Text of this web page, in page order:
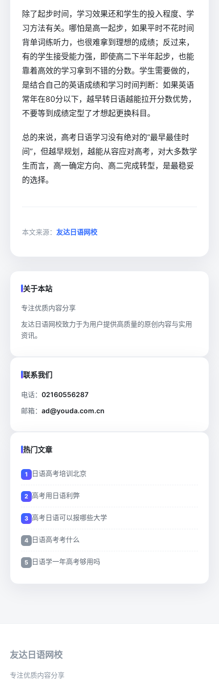
除了起步时间，学习效果还和学生的投入程度、学
习方法有关。哪怕是高一起步，如果平时不花时间
背单词练听力，也很难拿到理想的成绩；反过来，
有的学生接受能力强，即使高二下半年起步，也能
靠着高效的学习拿到不错的分数。学生需要做的，
是结合自己的英语成绩和学习时间判断：如果英语
常年在80分以下，越早转日语越能拉开分数优势，
不要等到成绩定型了才想起更换科目。
总的来说，高考日语学习没有绝对的“最早最佳时
间”，但越早规划，越能从容应对高考，对大多数学
生而言，高一确定方向、高二完成转型，是最稳妥
的选择。
本文来源： 友达日语网校
关于本站
专注优质内容分享
友达日语网校致力于为用户提供高质量的原创内容与实用
资讯。
联系我们
电话： 02160556287
邮箱： ad@youda.com.cn
热门文章
日语高考培训北京
高考用日语利弊
高考日语可以报哪些大学
日语高考考什么
日语学一年高考够用吗
友达日语网校
专注优质内容分享